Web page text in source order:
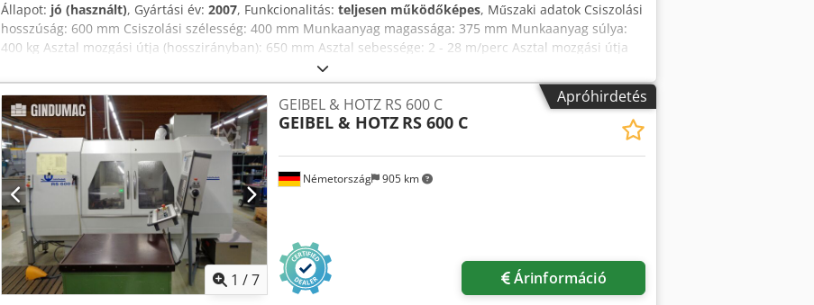
Állapot: jó (használt), Gyártási év: 2007, Funkcionalitás: teljesen működőképes, Műszaki adatok Csiszolási
hosszúság: 600 mm Csiszolási szélesség: 400 mm Munkaanyag magassága: 375 mm Munkaanyag súlya:
400 kg Asztal mozgási útja (hosszirányban): 650 mm Asztal sebessége: 2 - 28 m/perc Asztal mozgási útja
(keresztrányban): 400 mm Sebesség: 100 - 1000 mm/perc Csiszolótárcsa mérete: 300 x 50 x 76,2 mm
Csiszolótengely-hajtás: 3,7 kW Kerületi sebesség: 10 - 32 m/s Teljes energiaigény: 11 kW Gép súlya (kb.):
2,1 t Szükséges helyigény (kb.): 2,95 x 2,65 x 2,47 m További információk CNC-vezérelt, nagy pontosságú
síkcsiszoló gép Asztal-hajtás: hidraulikus Keresztrányú mozgás-hajtás: elektromechanikus
Elektromágneses asztal 600 x 400 mm, mágneses erő szabályozással és automatikus Crodpfxjzrtnio Ak Ejf
mágnespólusváltással a demagnetizáláshoz Felszereltség: Részleges zárt burkolat, felül nyitott a
rakodáshoz, tolóajtóval Tisztító készlet a munkaterület tisztításához, kézi impulzusos szórófejjel Tartó a
prizma karhoz, egyetlen kristályos gyémánttal, MK 0 A csiszolótengely fordulatszámának szabályozása V-
konstans vezérléssel Univerzális papírszűrő automatika UPF 100, tartály kapacitása kb. 280 liter Hűtő-
kenőanyag szivattyú, 20 liter/perc, 1,5 bar nyomáson Géplámpa Csiszolótárcsák és tárcsatartók nélkül.
Apróhirdetés
1 /7
Németország 905 km
GEIBEL & HOTZ RS 600 C
GEIBEL & HOTZ RS 600 C
Árinformáció